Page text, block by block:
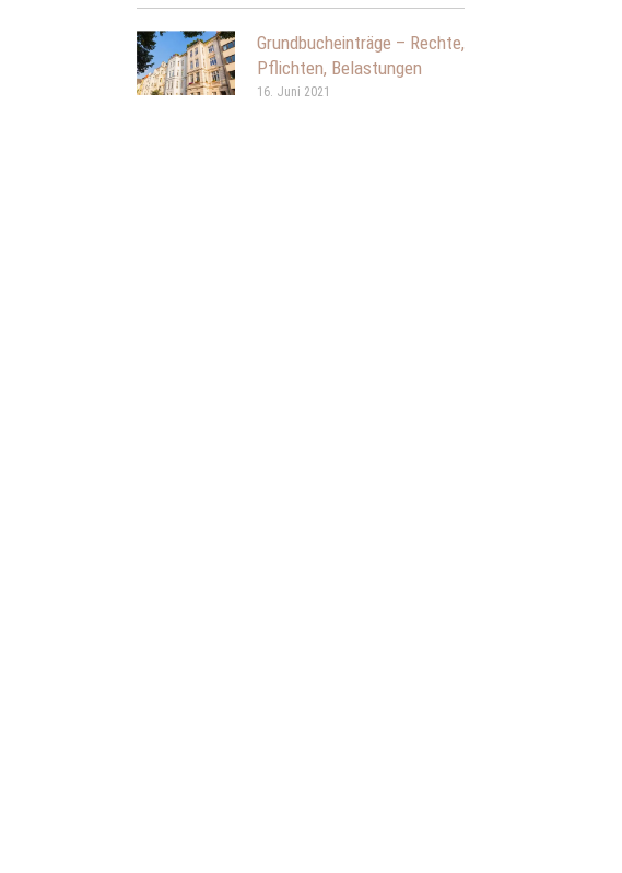
Grundbucheinträge – Rechte,
Pflichten, Belastungen
16. Juni 2021